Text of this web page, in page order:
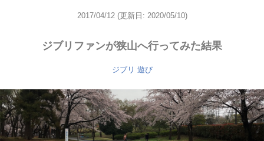
2017/04/12 (更新日: 2020/05/10)
ジブリファンが狭山へ行ってみた結果
ジブリ 遊び